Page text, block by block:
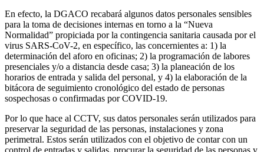
En efecto, la DGACO recabará algunos datos personales sensibles
para la toma de decisiones internas en torno a la “Nueva
Normalidad” propiciada por la contingencia sanitaria causada por el
virus SARS-CoV-2, en específico, las concernientes a: 1) la
determinación del aforo en oficinas; 2) la programación de labores
presenciales y/o a distancia desde casa; 3) la planeación de los
horarios de entrada y salida del personal, y 4) la elaboración de la
bitácora de seguimiento cronológico del estado de personas
sospechosas o confirmadas por COVID-19.
Por lo que hace al CCTV, sus datos personales serán utilizados para
preservar la seguridad de las personas, instalaciones y zona
perimetral. Estos serán utilizados con el objetivo de contar con un